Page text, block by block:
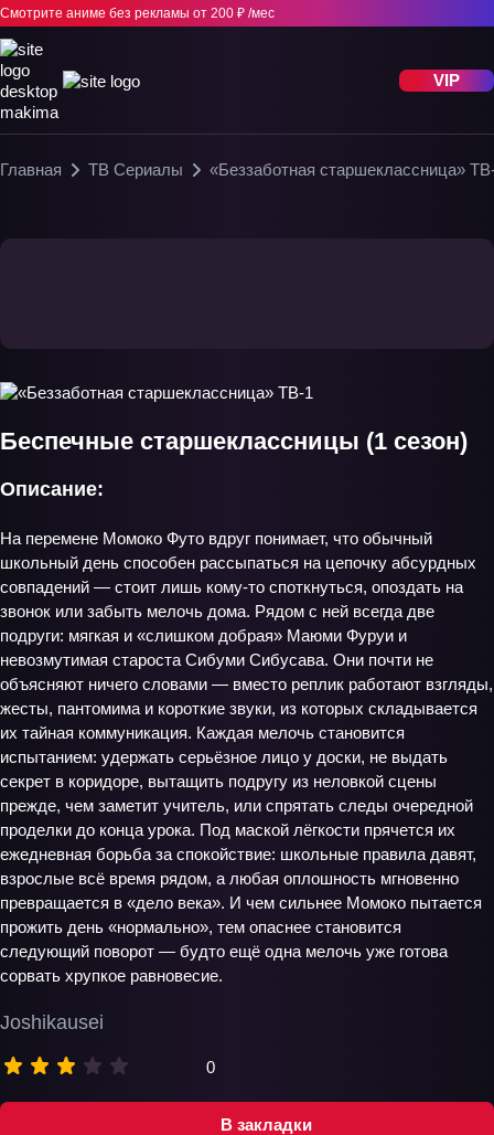
Смотрите аниме без рекламы от 200 ₽ /мес
VIP
Главная ТВ Сериалы «Беззаботная старшеклассница»
В закладки
Беспечные старшеклассницы (1 сезон)
Joshikausei
0
Описание:
На перемене Момоко Футо вдруг понимает, что обычный
школьный день способен рассыпаться на цепочку абсурдных
совпадений — стоит лишь кому-то споткнуться, опоздать на
звонок или забыть мелочь дома. Рядом с ней всегда две
подруги: мягкая и «слишком добрая» Маюми Фуруи и
невозмутимая староста Сибуми Сибусава. Они почти не
объясняют ничего словами — вместо реплик работают взгляды,
жесты, пантомима и короткие звуки, из которых складывается
их тайная коммуникация. Каждая мелочь становится
испытанием: удержать серьёзное лицо у доски, не выдать
секрет в коридоре, вытащить подругу из неловкой сцены
прежде, чем заметит учитель, или спрятать следы очередной
проделки до конца урока. Под маской лёгкости прячется их
ежедневная борьба за спокойствие: школьные правила давят,
взрослые всё время рядом, а любая оплошность мгновенно
превращается в «дело века». И чем сильнее Момоко пытается
прожить день «нормально», тем опаснее становится
следующий поворот — будто ещё одна мелочь уже готова
сорвать хрупкое равновесие.